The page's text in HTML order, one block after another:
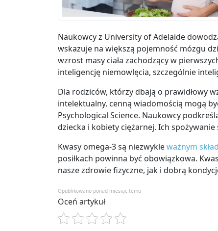
Naukowcy z University of Adelaide
wskazuje na większą pojemność mózgu
wzrost masy ciała zachodzący w
inteligencję niemowlęcia, szczególnie
Dla rodziców, którzy dbają o prawidłowy
intelektualny, cenną wiadomością mogą
Psychological Science. Naukowcy
dziecka i kobiety ciężarnej. Ich
Kwasy omega-3 są niezwykleważnym
posiłkach powinna być obowiązkowa.
nasze zdrowie fizyczne, jak i dobrą
Opublikowano ponad miesiąc temu
Oceń artykuł